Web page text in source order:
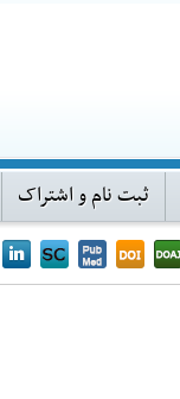
ثبت نام و اشتراک